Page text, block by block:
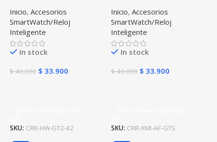
Gt 2 42mm
Inicio, Accesorios
SmartWatch/Reloj
Inteligente
In stock
$40.000 $ 33.900
SKU: CRR-HW-GT2-42
Amazfit Gts
Inicio, Accesorios
SmartWatch/Reloj
Inteligente
In stock
$40.000 $ 33.900
SKU: CRR-XMI-AF-GTS